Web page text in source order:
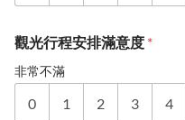
觀光行程安排滿意度 *
非常不滿
0 1 2 3 4